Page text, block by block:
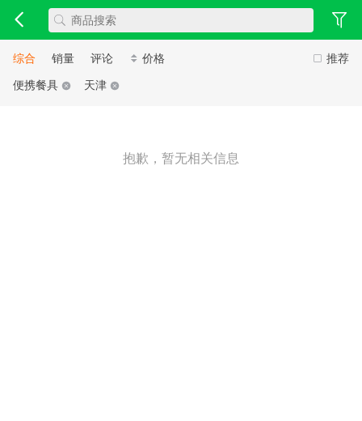
推荐
综合 销量 评论
价格
便携餐具
天津
抱歉，暂无相关信息